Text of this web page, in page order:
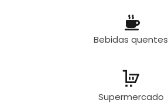
Bebidas quentes
Supermercado